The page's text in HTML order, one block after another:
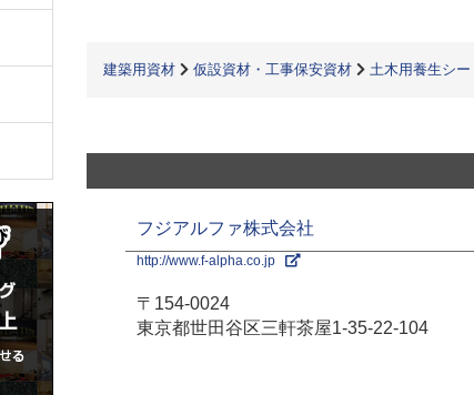
建築用資材 仮設資材・工事保安資材 土木用養生シ
フジアルファ株式会社
http://www.f-alpha.co.jp
〒154-0024
東京都世田谷区三軒茶屋1-35-22-104